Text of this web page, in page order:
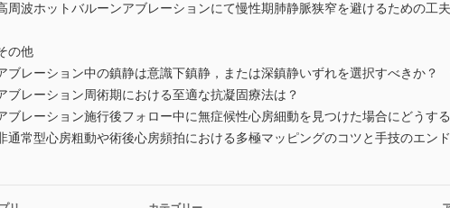
波ホットバルーンアブレーションにて慢性期肺静脈狭窄を避けるための工
の他
ブレーション中の鎮静は意識下鎮静，または深鎮静いずれを選択すべきか？
ブレーション周術期における至適な抗凝固療法は？
レーション施行後フォロー中に無症候性心房細動を見つけた場合にどうす
通常型心房粗動や術後心房頻拍における多極マッピングのコツと手技のエン